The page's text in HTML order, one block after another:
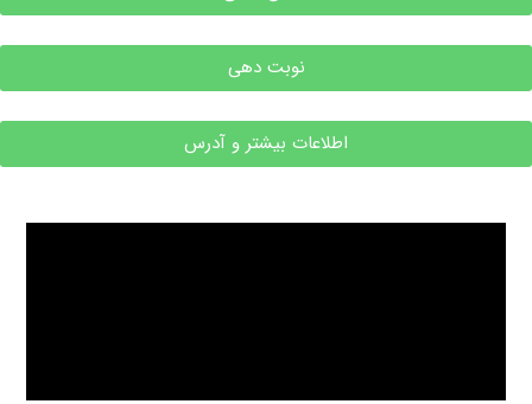
نوبت دهی
اطلاعات بیشتر و آدرس